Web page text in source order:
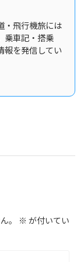
・飛行機旅には
車記・搭乗
報を発信してい
。 ※ が付いてい